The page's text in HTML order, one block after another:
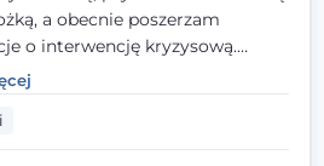
a obecnie poszerzam
o interwencję kryzysową.
nurcie terapii trzeciej fali, łącząc
potwierdzonej skuteczności.
młodzieży, dorosłym i parom w
z bolesnymi